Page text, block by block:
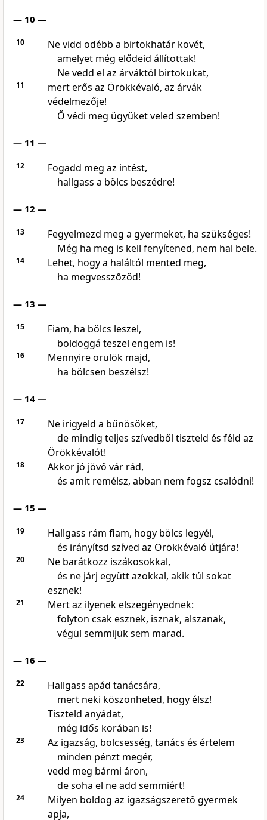
— 10 —
10
Ne vidd odébb a birtokhatár kövét,
amelyet még elődeid állítottak!
Ne vedd el az árváktól birtokukat,
11
mert erős az Örökkévaló, az árvák
védelmezője!
Ő védi meg ügyüket veled szemben!
— 11 —
12
Fogadd meg az intést,
hallgass a bölcs beszédre!
— 12 —
13
Fegyelmezd meg a gyermeket, ha szükséges!
Még ha meg is kell fenyítened, nem hal bele.
14
Lehet, hogy a haláltól mented meg,
ha megvesszőzöd!
— 13 —
15
Fiam, ha bölcs leszel,
boldoggá teszel engem is!
16
Mennyire örülök majd,
ha bölcsen beszélsz!
— 14 —
17
Ne irigyeld a bűnösöket,
de mindig teljes szívedből tiszteld és féld az
Örökkévalót!
18
Akkor jó jövő vár rád,
és amit remélsz, abban nem fogsz csalódni!
— 15 —
19
Hallgass rám fiam, hogy bölcs legyél,
és irányítsd szíved az Örökkévaló útjára!
20
Ne barátkozz iszákosokkal,
és ne járj együtt azokkal, akik túl sokat
esznek!
21
Mert az ilyenek elszegényednek:
folyton csak esznek, isznak, alszanak,
végül semmijük sem marad.
— 16 —
22
Hallgass apád tanácsára,
mert neki köszönheted, hogy élsz!
Tiszteld anyádat,
még idős korában is!
23
Az igazság, bölcsesség, tanács és értelem
minden pénzt megér,
vedd meg bármi áron,
de soha el ne add semmiért!
24
Milyen boldog az igazságszerető gyermek
apja,